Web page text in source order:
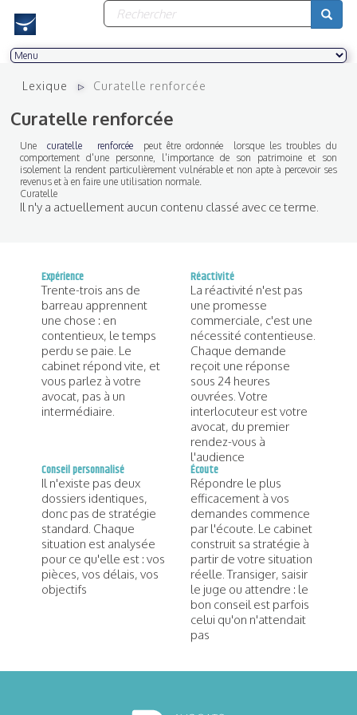
contenu
Formulaire
de
Rechercher
Lexique Curatelle renforcée
Curatelle renforcée
Unecuratelle renforcéepeut être ordonnée lorsque les troubles du
comportement d'une personne, l'importance de son patrimoine et son
isolement la rendent particulièrement vulnérable et non apte à percevoir ses
revenus et à en faire une utilisation normale.
Curatelle
Il n'y a actuellement aucun contenu classé avec ce terme.
Expérience
Trente-trois ans de
barreau apprennent
une chose : en
contentieux, le temps
perdu se paie. Le
cabinet répond vite, et
vous parlez à votre
avocat, pas à un
intermédiaire.
Réactivité
La réactivité n'est pas
une promesse
commerciale, c'est une
nécessité contentieuse.
Chaque demande
reçoit une réponse
sous 24 heures
ouvrées. Votre
interlocuteur est votre
avocat, du premier
rendez-vous à
l'audience
Conseil personnalisé
Il n'existe pas deux
dossiers identiques,
donc pas de stratégie
standard. Chaque
situation est analysée
pour ce qu'elle est : vos
pièces, vos délais, vos
objectifs
Écoute
Répondre le plus
efficacement à vos
demandes commence
par l'écoute. Le cabinet
construit sa stratégie à
partir de votre situation
réelle. Transiger, saisir
le juge ou attendre : le
bon conseil est parfois
celui qu'on n'attendait
pas